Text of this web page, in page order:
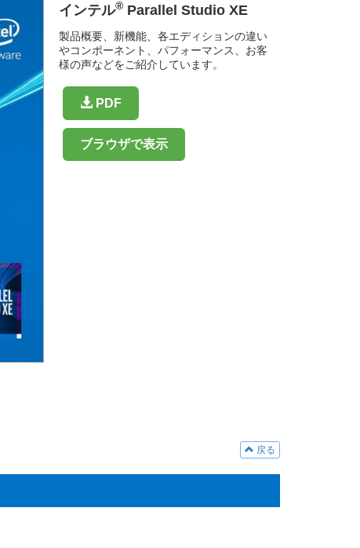
インテル® Parallel Studio XE
製品概要、新機能、各エディションの違い
やコンポーネント、パフォーマンス、お客
様の声などをご紹介しています。
PDF
ブラウザで表示
戻る